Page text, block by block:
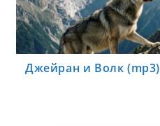
Джейран и Волк (mp3)